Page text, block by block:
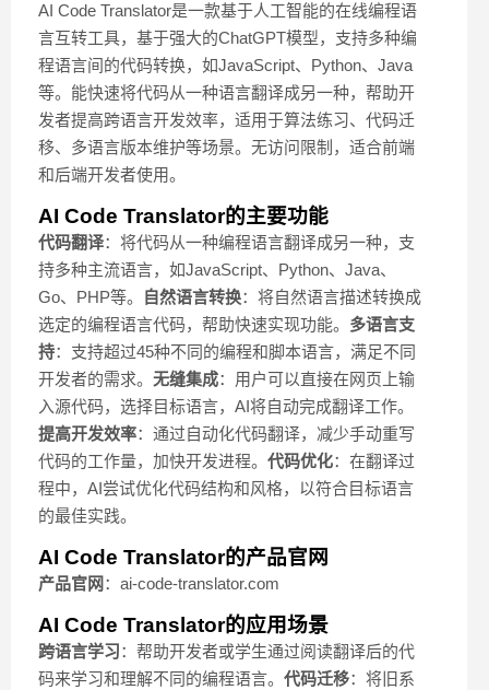
AI Code Translator是一款基于人工智能的在线编程语
言互转工具，基于强大的ChatGPT模型，支持多种编
程语言间的代码转换，如JavaScript、Python、Java
等。能快速将代码从一种语言翻译成另一种，帮助开
发者提高跨语言开发效率，适用于算法练习、代码迁
移、多语言版本维护等场景。无访问限制，适合前端
和后端开发者使用。
AI Code Translator的主要功能
代码翻译：将代码从一种编程语言翻译成另一种，支
持多种主流语言，如JavaScript、Python、Java、
Go、PHP等。
自然语言转换：将自然语言描述转换成
选定的编程语言代码，帮助快速实现功能。 多语言支
持：支持超过45种不同的编程和脚本语言，满足不同
开发者的需求。 无缝集成：用户可以直接在网页上输
入源代码，选择目标语言，AI将自动完成翻译工作。
提高开发效率：通过自动化代码翻译，减少手动重写
代码的工作量，加快开发进程。 代码优化：在翻译过
程中，AI尝试优化代码结构和风格，以符合目标语言
的最佳实践。
AI Code Translator的产品官网
产品官网 ：ai-code-translator.com
AI Code Translator的应用场景
跨语言学习：帮助开发者或学生通过阅读翻译后的代
码来学习和理解不同的编程语言。 代码迁移：将旧系